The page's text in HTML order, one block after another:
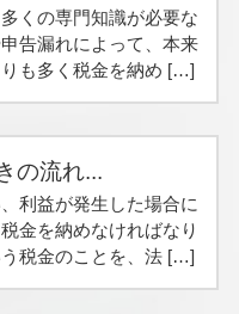
くの専門知識が必要な
告漏れによって、本来
も多く税金を納め […]
の流れ...
利益が発生した場合に
金を納めなければなり
税金のことを、法 […]